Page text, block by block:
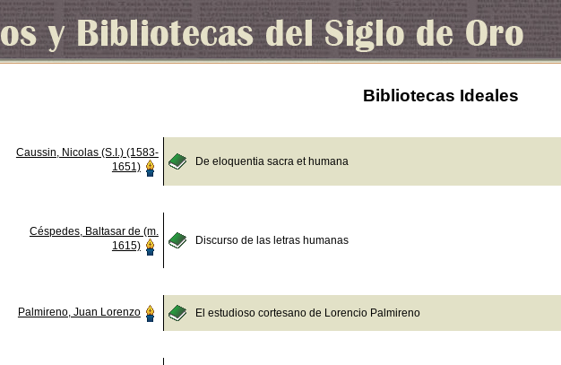
Bibliotecas Ideales
Caussin, Nicolas (S.I.) (1583-
1651)
De eloquentia sacra et humana
Céspedes, Baltasar de (m.
1615)
Discurso de las letras humanas
Palmireno, Juan Lorenzo El estudioso cortesano de Lorencio Palmireno